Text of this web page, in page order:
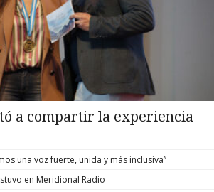
a compartir la experiencia
una voz fuerte, unida y más inclusiva”
en Meridional Radio